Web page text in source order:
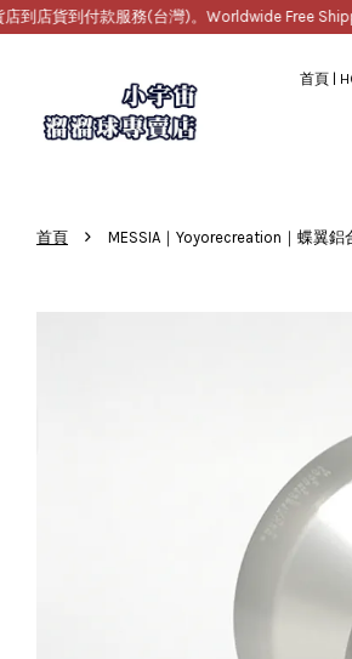
貨到付款服務(台灣)。Worldwide Free
首頁 |
首頁 › MESSIA｜Yoyorecreation｜蝶翼鋁